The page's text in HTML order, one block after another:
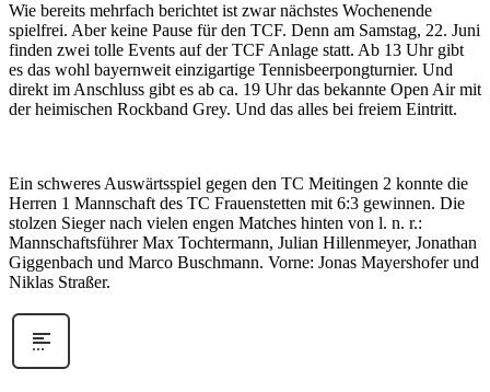
Wie bereits mehrfach berichtet ist zwar nächstes Wochenende
spielfrei. Aber keine Pause für den TCF. Denn am Samstag, 22. Juni
finden zwei tolle Events auf der TCF Anlage statt. Ab 13 Uhr gibt
es das wohl bayernweit einzigartige Tennisbeerpongturnier. Und
direkt im Anschluss gibt es ab ca. 19 Uhr das bekannte Open Air mit
der heimischen Rockband Grey. Und das alles bei freiem Eintritt.
Ein schweres Auswärtsspiel gegen den TC Meitingen 2 konnte die
Herren 1 Mannschaft des TC Frauenstetten mit 6:3 gewinnen. Die
stolzen Sieger nach vielen engen Matches hinten von l. n. r.:
Mannschaftsführer Max Tochtermann, Julian Hillenmeyer, Jonathan
Giggenbach und Marco Buschmann. Vorne: Jonas Mayershofer und
Niklas Straßer.